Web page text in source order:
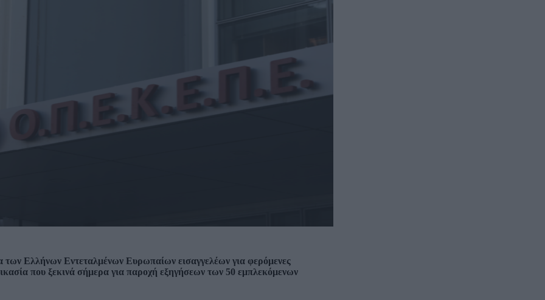
των Ελλήνων Εντεταλμένων Ευρωπαίων εισαγγελέων για φερόμενες
που ξεκινά σήμερα για παροχή εξηγήσεων των 50 εμπλεκόμενων